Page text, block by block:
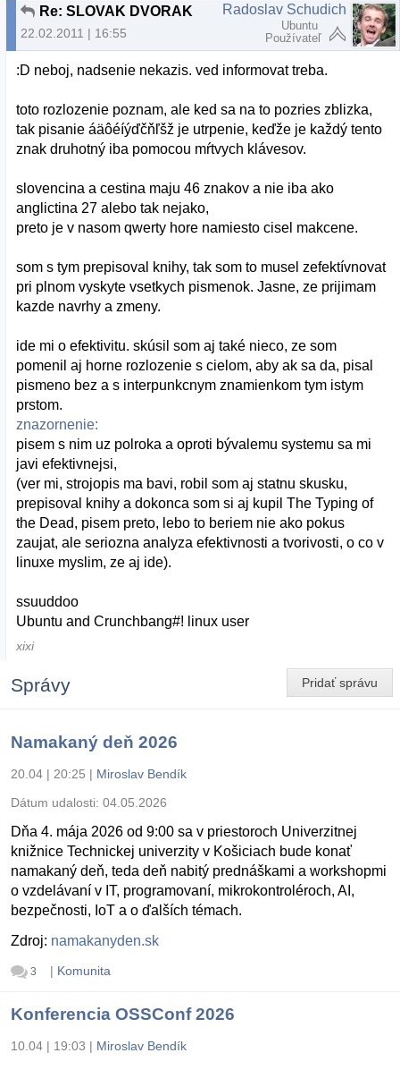
Re: SLOVAK DVORAK
22.02.2011 | 16:55
Radoslav Schudich
Ubuntu
Používateľ
:D neboj, nadsenie nekazis. ved informovat treba.
toto rozlozenie poznam, ale ked sa na to pozries zblizka,
tak pisanie áäôéíýďčňľšž je utrpenie, keďže je každý tento
znak druhotný iba pomocou mŕtvych klávesov.
slovencina a cestina maju 46 znakov a nie iba ako
anglictina 27 alebo tak nejako,
preto je v nasom qwerty hore namiesto cisel makcene.
som s tym prepisoval knihy, tak som to musel zefektívnovat
pri plnom vyskyte vsetkych pismenok. Jasne, ze prijimam
kazde navrhy a zmeny.
ide mi o efektivitu. skúsil som aj také nieco, ze som
pomenil aj horne rozlozenie s cielom, aby ak sa da, pisal
pismeno bez a s interpunkcnym znamienkom tym istym
prstom.
znazornenie:
pisem s nim uz polroka a oproti bývalemu systemu sa mi
javi efektivnejsi,
(ver mi, strojopis ma bavi, robil som aj statnu skusku,
prepisoval knihy a dokonca som si aj kupil The Typing of
the Dead, pisem preto, lebo to beriem nie ako pokus
zaujat, ale seriozna analyza efektivnosti a tvorivosti, o co v
linuxe myslim, ze aj ide).
ssuuddoo
Ubuntu and Crunchbang#! linux user
xixi
Pridať správu
Správy
Namakaný deň 2026
20.04 | 20:25 | Miroslav Bendík
Dátum udalosti: 04.05.2026
Dňa 4. mája 2026 od 9:00 sa v priestoroch Univerzitnej
knižnice Technickej univerzity v Košiciach bude konať
namakaný deň, teda deň nabitý prednáškami a workshopmi
o vzdelávaní v IT, programovaní, mikrokontroléroch, AI,
bezpečnosti, IoT a o ďalších témach.
Zdroj: namakanyden.sk
3 | Komunita
Konferencia OSSConf 2026
10.04 | 19:03 | Miroslav Bendík